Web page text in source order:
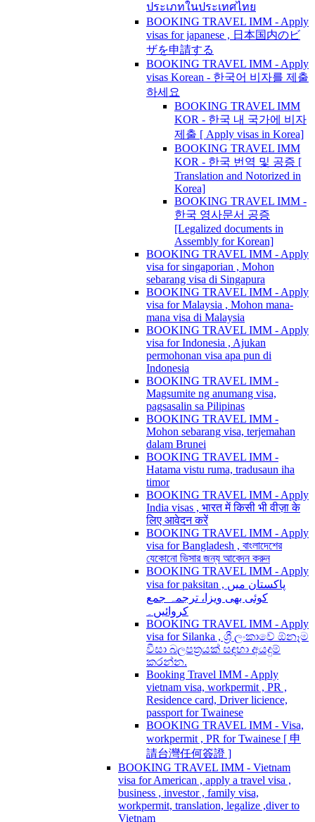
ประเภทในประเทศไทย
BOOKING TRAVEL IMM - Apply
visas for japanese , 日本国内のビ
ザを申請する
BOOKING TRAVEL IMM - Apply
visas Korean - 한국어 비자를 제출
하세요
BOOKING TRAVEL IMM
KOR - 한국 내 국가에 비자
제출 [ Apply visas in Korea]
BOOKING TRAVEL IMM
KOR - 한국 번역 및 공증 [
Translation and Notorized in
Korea]
BOOKING TRAVEL IMM -
한국 영사문서 공증
[Legalized documents in
Assembly for Korean]
BOOKING TRAVEL IMM - Apply
visa for singaporian , Mohon
sebarang visa di Singapura
BOOKING TRAVEL IMM - Apply
visa for Malaysia , Mohon mana-
mana visa di Malaysia
BOOKING TRAVEL IMM - Apply
visa for Indonesia , Ajukan
permohonan visa apa pun di
Indonesia
BOOKING TRAVEL IMM -
Magsumite ng anumang visa,
pagsasalin sa Pilipinas
BOOKING TRAVEL IMM -
Mohon sebarang visa, terjemahan
dalam Brunei
BOOKING TRAVEL IMM -
Hatama vistu ruma, tradusaun iha
timor
BOOKING TRAVEL IMM - Apply
India visas , भारत में किसी भी वीज़ा के
लिए आवेदन करें
BOOKING TRAVEL IMM - Apply
visa for Bangladesh , বাংলাদেশের
যেকোনো ভিসার জন্য আবেদন করুন
BOOKING TRAVEL IMM - Apply
visa for paksitan , پاکستان میں
کوئی بھی ویزا، ترجمہ جمع
کروائیں۔
BOOKING TRAVEL IMM - Apply
visa for Silanka , ශ්‍රී ලංකාවේ ඕනෑම
වීසා බලපත්‍රයක් සඳහා අයදුම්
කරන්න.
Booking Travel IMM - Apply
vietnam visa, workpermit , PR ,
Residence card, Driver licience,
passport for Twainese
BOOKING TRAVEL IMM - Visa,
workpermit , PR for Twainese [ 申
請台灣任何簽證 ]
BOOKING TRAVEL IMM - Vietnam
visa for American , apply a travel visa ,
business , investor , family visa,
workpermit, translation, legalize ,diver to
Vietnam